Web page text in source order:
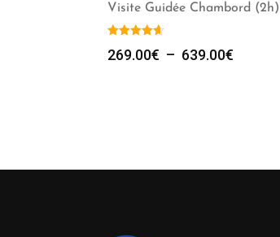
Visite Guidée Chambord (2h)
269.00€ – 639.00€